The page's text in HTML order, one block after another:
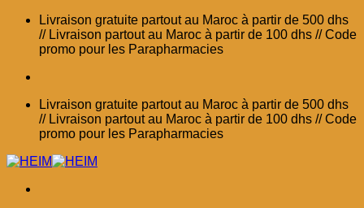
Passer
contenu
Livraison gratuite partout au Maroc à partir de 500 dhs
// Livraison partout au Maroc à partir de 100 dhs // Code
promo pour les Parapharmacies
Livraison gratuite partout au Maroc à partir de 500 dhs
// Livraison partout au Maroc à partir de 100 dhs // Code
promo pour les Parapharmacies